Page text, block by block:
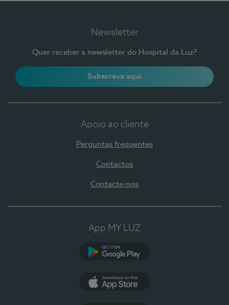
Newsletter
Quer receber a newsletter do Hospital da Luz?
Subscreva aqui
Apoio ao cliente
Perguntas frequentes
Contactos
Contacte-nos
App MY LUZ